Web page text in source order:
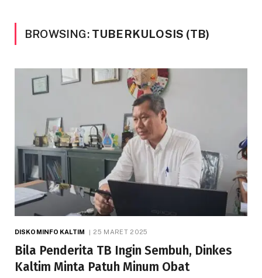
BROWSING: TUBERKULOSIS (TB)
DISKOMINFO KALTIM 25 MARET 2025
Bila Penderita TB Ingin Sembuh, Dinkes
Kaltim Minta Patuh Minum Obat